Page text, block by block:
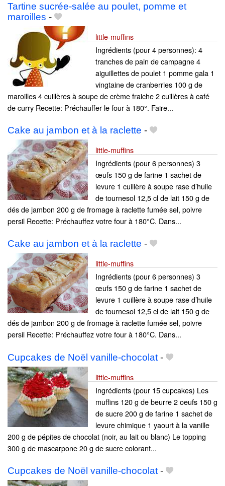
Tartine sucrée-salée au poulet, pomme et
maroilles -
little-muffins
Ingrédients (pour 4 personnes): 4
tranches de pain de campagne 4
aiguillettes de poulet 1 pomme gala 1
vingtaine de cranberries 100 g de
maroilles 4 cuillères à soupe de crème fraiche 2 cuillères à café
de curry Recette: Préchauffer le four à 180°. Faire...
Cake au jambon et à la raclette -
little-muffins
Ingrédients (pour 6 personnes) 3
œufs 150 g de farine 1 sachet de
levure 1 cuillère à soupe rase d’huile
de tournesol 12,5 cl de lait 150 g de
dés de jambon 200 g de fromage à raclette fumée sel, poivre
persil Recette: Préchauffez votre four à 180°C. Dans...
Cake au jambon et à la raclette -
little-muffins
Ingrédients (pour 6 personnes) 3
œufs 150 g de farine 1 sachet de
levure 1 cuillère à soupe rase d’huile
de tournesol 12,5 cl de lait 150 g de
dés de jambon 200 g de fromage à raclette fumée sel, poivre
persil Recette: Préchauffez votre four à 180°C. Dans...
Cupcakes de Noël vanille-chocolat -
little-muffins
Ingrédients (pour 15 cupcakes) Les
muffins 120 g de beurre 2 oeufs 150 g
de sucre 200 g de farine 1 sachet de
levure chimique 1 yaourt à la vanille
200 g de pépites de chocolat (noir, au lait ou blanc) Le topping
300 g de mascarpone 20 g de sucre colorant...
Cupcakes de Noël vanille-chocolat -